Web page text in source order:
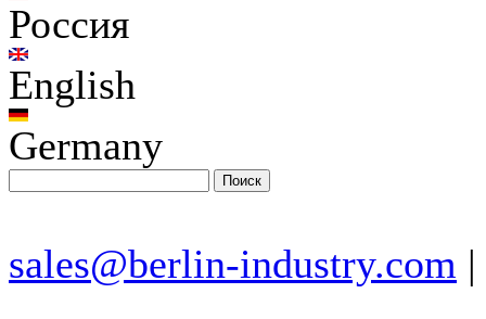
Россия
English
Germany
sales@berlin-industry.com |